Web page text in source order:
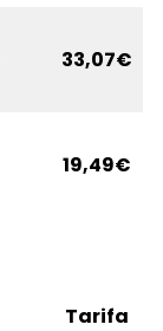
33,07€
19,49€
Tarifa